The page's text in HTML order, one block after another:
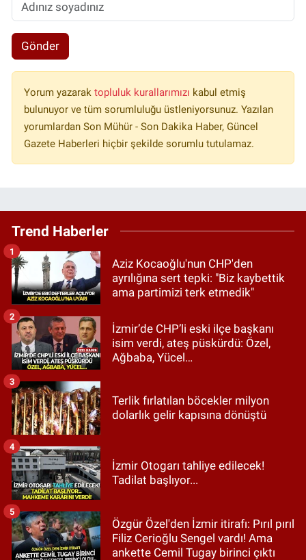
Gönder
Yorum yazarak topluluk kurallarımızı kabul etmiş
bulunuyor ve tüm sorumluluğu üstleniyorsunuz. Yazılan
yorumlardan Son Mühür - Son Dakika Haber, Güncel
Gazete Haberleri hiçbir şekilde sorumlu tutulamaz.
Trend Haberler
Aziz Kocaoğlu'nun CHP'den
ayrılığına sert tepki: "Biz kaybettik
ama partimizi terk etmedik"
1
İzmir’de CHP’li eski ilçe başkanı
isim verdi, ateş püskürdü: Özel,
Ağbaba, Yücel…
2
Terlik fırlatılan böcekler milyon
dolarlık gelir kapısına dönüştü
3
İzmir Otogarı tahliye edilecek!
Tadilat başlıyor...
4
Özgür Özel'den İzmir itirafı: Pırıl pırıl
Filiz Cerioğlu Sengel vardı! Ama
ankette Cemil Tugay birinci çıktı
5